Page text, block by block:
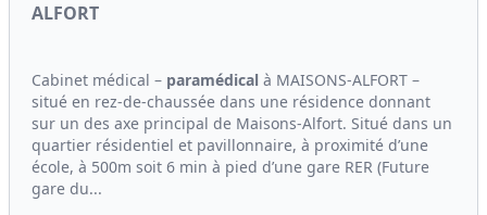
ALFORT
Cabinet médical – paramédical à MAISONS-ALFORT –
situé en rez-de-chaussée dans une résidence donnant
sur un des axe principal de Maisons-Alfort. Situé dans un
quartier résidentiel et pavillonnaire, à proximité d’une
école, à 500m soit 6 min à pied d’une gare RER (Future
gare du...